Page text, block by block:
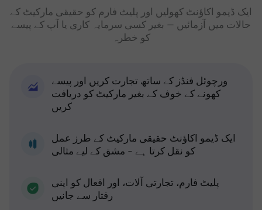
ایک ڈیمو اکاؤنٹ کھولیں اور پلیٹ فارم کو حقیقی مارکیٹ کے
حالات میں آزمائیں — بغیر کسی سرمایہ کاری یا آپ کے پیسے
کو خطرہ
ورچوئل فنڈز کے ساتھ تجارت کریں اور پیسے
کھونے کے خوف کے بغیر مارکیٹ کو دریافت
کریں
ایک ڈیمو اکاؤنٹ حقیقی مارکیٹ کے طرز عمل
کو نقل کرتا ہے - مشق کے لیے مثالی
پلیٹ فارم، تجارتی آلات، اور افعال کو اپنی
رفتار سے جانیں